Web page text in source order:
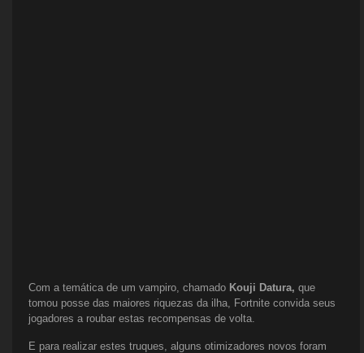
Com a temática de um vampiro, chamado Kouji Datura, que
tomou posse das maiores riquezas da ilha, Fortnite convida seus
jogadores a roubar estas recompensas de volta.
E para realizar estes truques, alguns otimizadores novos foram